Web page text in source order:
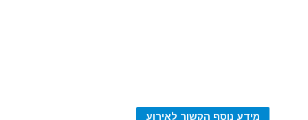
מידע נוסף הקשור לאירוע